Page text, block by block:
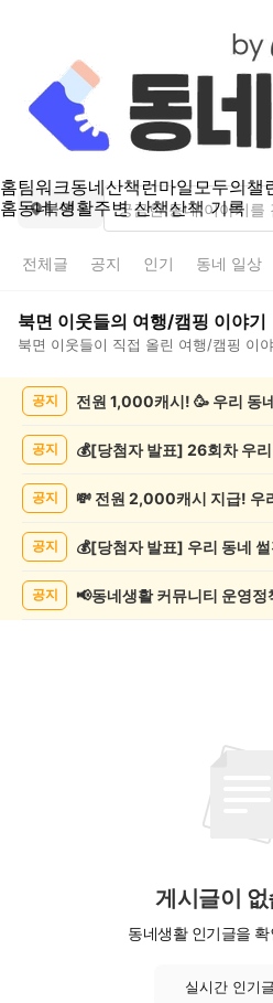
홈팀워크동네산책런마일모두의챌
홈동네 생활주변 산책산책 기록
북면
전체글 공지 인기 동네 일상
북면 이웃들의 여행/캠핑 이야기
북면 이웃들이 직접 올린 여행/캠핑 이
공지 전원 1,000캐시! 🥳 우리 동
공지
공지
공지
공지 📢동네생활 커뮤니티 운영
게시글이
동네생활 인기글을
실시간 인기